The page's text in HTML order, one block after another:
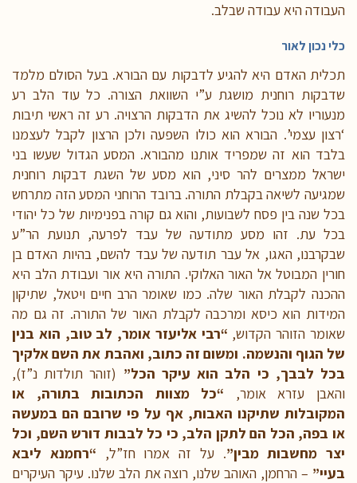
העבודה היא עבודה שבלב.
כלי נכון לאור
תכלית האדם היא להגיע לדבקות עם הבורא. בעל הסולם מלמד
שדבקות רוחנית מושגת ע”י השוואת הצורה. כל עוד הלב רע
מנעוריו לא נוכל להשיג את הדבקות הרצויה. רע זה ראשי תיבות
‘רצון עצמי’. הבורא הוא כולו השפעה ולכן הרצון לקבל לעצמנו
בלבד הוא זה שמפריד אותנו מהבורא. המסע הגדול שעשו בני
ישראל ממצרים להר סיני, הוא מסע של השגת דבקות רוחנית
שמגיעה לשיאה בקבלת התורה. ברובד הרוחני המסע הזה מתרחש
בכל שנה בין פסח לשבועות, והוא גם קורה בפנימיות של כל יהודי
בכל עת. זהו מסע מתודעה של עבד לפרעה, תנועת הר”ע
שבקרבנו, האגו, אל עבר תודעה של עבד להשם, בהיות האדם בן
חורין המבוטל אל האור האלוקי. התורה היא אור ועבודת הלב היא
ההכנה לקבלת האור שלה. כמו שאומר הרב חיים ויטאל, שתיקון
המידות הוא כיסא ומרכבה לקבלת האור של התורה. זה גם מה
שאומר הזוהר הקדוש, “רבי אליעזר אומר, לב טוב, הוא בנין
של הגוף והנשמה. ומשום זה כתוב, ואהבת את השם אלקיך
בכל לבבך, כי הלב הוא עיקר הכל” (זוהר תולדות נ”ז),
והאבן עזרא אומר, “כל מצוות הכתובות בתורה, או
המקובלות שתיקנו האבות, אף על פי שרובם הם במעשה
או בפה, הכל הם לתקן הלב, כי כל לבבות דורש השם, וכל
יצר מחשבות מבין”. על זה אמרו חז”ל, “רחמנא ליבא
בעיי” – הרחמן, האוהב שלנו, רוצה את הלב שלנו. עיקר העיקרים